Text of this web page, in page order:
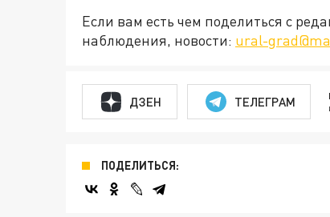
Если вам есть чем поделиться с
наблюдения, новости: ural-
ДЗЕН ТЕЛЕГРАМ
ПОДЕЛИТЬСЯ: